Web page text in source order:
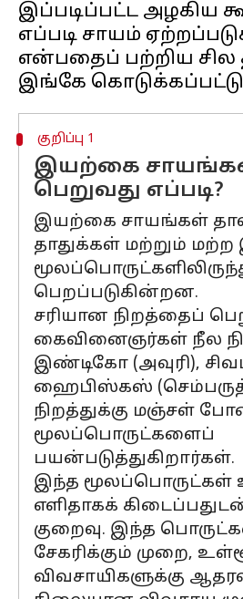
இப்படிப்பட்ட அழகிய
எப்படி சாயம்
என்பதைப் பற்றிய
குறிப்பு 1
இயற்கை
பெறுவது எப்படி?
இயற்கை சாயங்கள்
தாதுக்கள் மற்றும்
பெறப்படுகின்றன.
சரியான நிறத்தைப்
கைவினைஞர்கள் நீல
இண்டிகோ (அவுரி),
ஹைபிஸ்கஸ்
நிறத்துக்கு மஞ்சள்
மூலப்பொருட்களைப்
பயன்படுத்துகிறார்கள்.
இந்த மூலப்பொருட்கள்
எளிதாகக்
குறைவு. இந்த
சேகரிக்கும் முறை,
விவசாயிகளுக்கு